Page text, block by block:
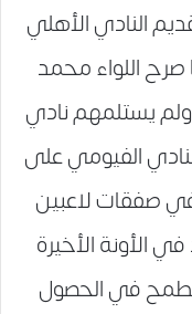
النادي الأهلي
اللواء محمد
مصري ولم يستلمهم نادي
الفيومي على
صفقات لاعبين
الأونة الأخيرة
يطمح في الحصول